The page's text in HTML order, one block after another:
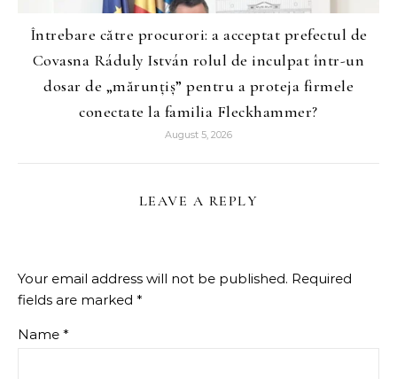
Întrebare către procurori: a acceptat prefectul de
Covasna Ráduly István rolul de inculpat într-un
dosar de „mărunțiș” pentru a proteja firmele
conectate la familia Fleckhammer?
August 5, 2026
LEAVE A REPLY
Your email address will not be published. Required
fields are marked *
Name *